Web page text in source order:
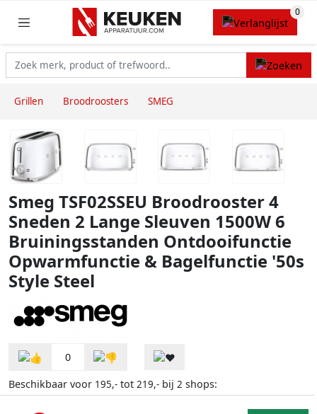
Grillen Broodroosters SMEG
Smeg TSF02SSEU Broodrooster 4
Sneden 2 Lange Sleuven 1500W 6
Bruiningsstanden Ontdooifunctie
Opwarmfunctie & Bagelfunctie '50s
Style Steel
0
Beschikbaar voor 195,- tot 219,- bij 2 shops: